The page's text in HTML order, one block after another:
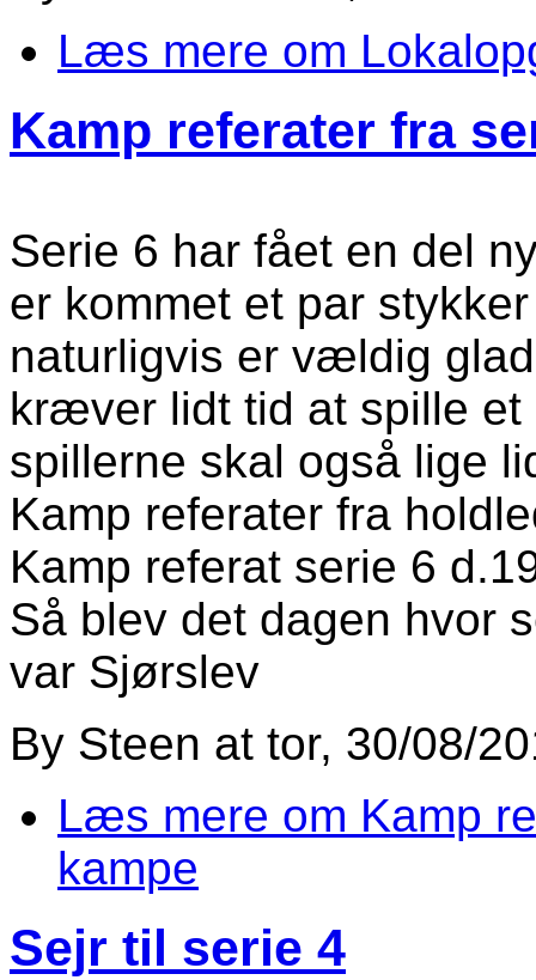
Læs mere om
Kamp referater fra
Serie 6 har fået en del
er kommet et par
naturligvis er vældig
kræver lidt tid at spille et
spillerne skal også lige
Kamp referater fra
Kamp referat serie 6
Så blev det dagen hvor
var Sjørslev
By Steen at tor, 30/08/
Læs mere om Kamp
kampe
Sejr til serie 4